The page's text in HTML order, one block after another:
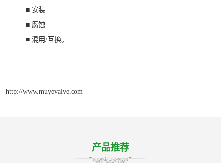
■ 安装
■ 腐蚀
■ 混用/互换。
http://www.muyevalve.com
产品推荐